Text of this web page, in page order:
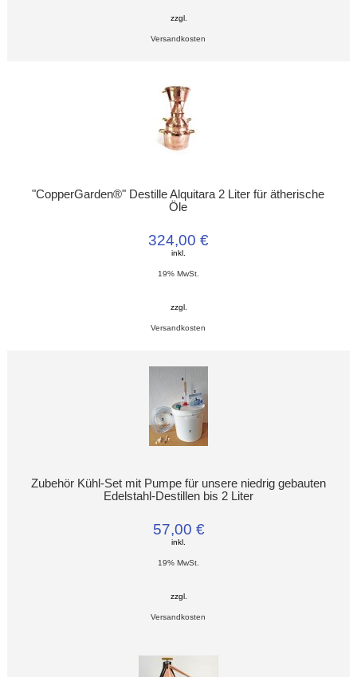
zzgl.
Versandkosten
"CopperGarden®" Destille Alquitara 2 Liter für ätherische
Öle
324,00 €
inkl.
19% MwSt.
zzgl.
Versandkosten
Zubehör Kühl-Set mit Pumpe für unsere niedrig gebauten
Edelstahl-Destillen bis 2 Liter
57,00 €
inkl.
19% MwSt.
zzgl.
Versandkosten